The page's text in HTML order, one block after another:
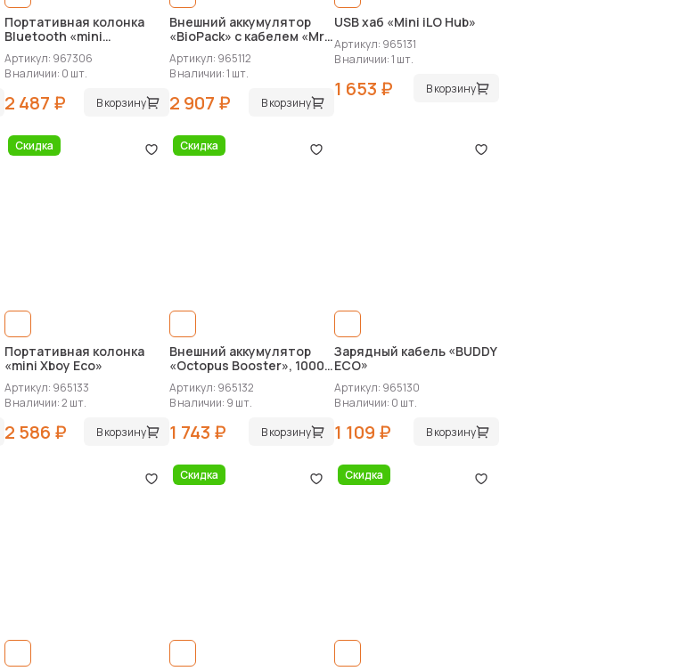
Портативная колонка
Bluetooth «mini
Xboy Metallic»
Артикул: 967306
В наличии: 0 шт.
2 487 ₽ В корзину
Внешний аккумулятор
«BioPack» c кабелем «Mr.
Bio», 5000 mAh
Артикул: 965112
В наличии: 1 шт.
2 907 ₽ В корзину
USB хаб «Mini iLO Hub»
Артикул: 965131
В наличии: 1 шт.
1 653 ₽ В корзину
Скидка
Портативная колонка
«mini Xboy Eco»
Артикул: 965133
В наличии: 2 шт.
2 586 ₽ В корзину
Скидка
Внешний аккумулятор
«Octopus Booster», 1000
mAh
Артикул: 965132
В наличии: 9 шт.
1 743 ₽ В корзину
Зарядный кабель «BUDDY
ECO»
Артикул: 965130
В наличии: 0 шт.
1 109 ₽ В корзину
Скидка Скидка